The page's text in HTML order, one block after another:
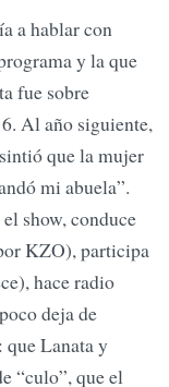
a hablar con
y la que
fue sobre
Al año siguiente,
que la mujer
mi abuela”.
show, conduce
KZO), participa
hace radio
deja de
Lanata y
“culo”, que el